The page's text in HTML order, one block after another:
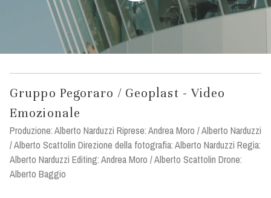
Gruppo Pegoraro / Geoplast - Video
Emozionale
Produzione: Alberto Narduzzi Riprese: Andrea Moro / Alberto Narduzzi
/ Alberto Scattolin Direzione della fotografia: Alberto Narduzzi Regia:
Alberto Narduzzi Editing: Andrea Moro / Alberto Scattolin Drone:
Alberto Baggio